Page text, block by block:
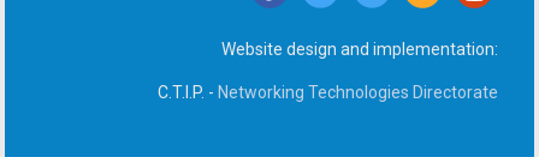
Website design and implementation:
C.T.I.P. - Networking Technologies Directorate